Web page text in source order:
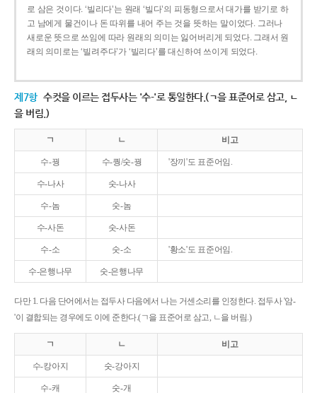
로 삼은 것이다. ‘빌리다’는 원래 ‘빌다’의 피동형으로서 대가를 받기로 하
고 남에게 물건이나 돈 따위를 내어 주는 것을 뜻하는 말이었다. 그러나
새로운 뜻으로 쓰임에 따라 원래의 의미는 잃어버리게 되었다. 그래서 원
래의 의미로는 ‘빌려주다’가 ‘빌리다’를 대신하여 쓰이게 되었다.
제7항 수컷을 이르는 접두사는 '수-'로 통일한다.(ㄱ을 표준어로 삼고, ㄴ
을 버림.)
ㄱ ㄴ 비고
수-꿩 수-퀑/숫-꿩 '장끼'도 표준어임.
수-나사 숫-나사
수-놈 숫-놈
수-사돈 숫-사돈
수-소 숫-소 '황소'도 표준어임.
수-은행나무 숫-은행나무
다만 1. 다음 단어에서는 접두사 다음에서 나는 거센소리를 인정한다. 접두사 '암-
'이 결합되는 경우에도 이에 준한다.(ㄱ을 표준어로 삼고, ㄴ을 버림.)
ㄱ ㄴ 비고
수-캉아지 숫-강아지
수-캐 숫-개